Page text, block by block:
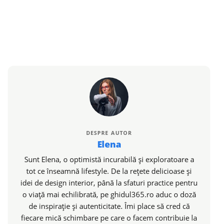
DESPRE AUTOR
Elena
Sunt Elena, o optimistă incurabilă și exploratoare a
tot ce înseamnă lifestyle. De la rețete delicioase și
idei de design interior, până la sfaturi practice pentru
o viață mai echilibrată, pe ghidul365.ro aduc o doză
de inspirație și autenticitate. Îmi place să cred că
fiecare mică schimbare pe care o facem contribuie la